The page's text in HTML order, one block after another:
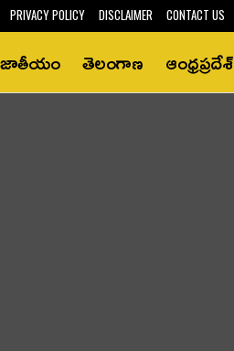
PRIVACY POLICY DISCLAIMER CONTACT US
జాతీయం తెలంగాణ ఆంధ్రప్రదేశ్‌